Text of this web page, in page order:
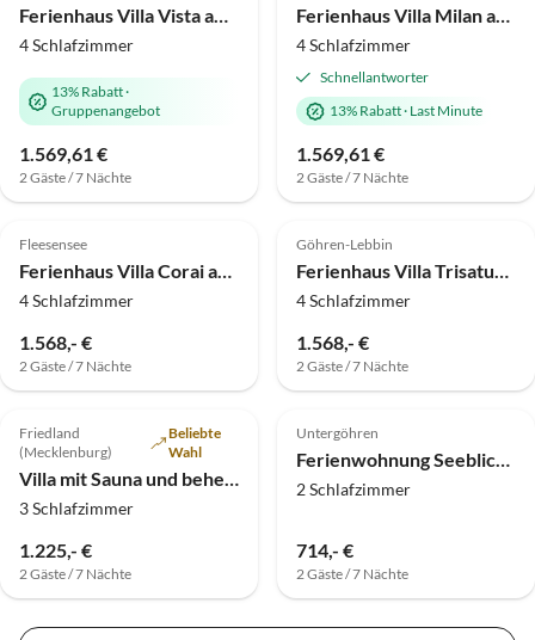
Ferienhaus Villa Vista am See
4 Schlafzimmer
13% Rabatt·
Gruppenangebot
1.569,61 €
2 Gäste / 7 Nächte
Ferienhaus Villa Milan am See
4 Schlafzimmer
Schnellantworter
13% Rabatt· Last Minute
1.569,61 €
2 Gäste / 7 Nächte
Top-Inserat
4.9 (3)
Fleesensee
Ferienhaus Villa Corai am See
4 Schlafzimmer
1.568,- €
2 Gäste / 7 Nächte
Top-Inserat
4.8 (3)
Göhren-Lebbin
Ferienhaus Villa Trisatus am See
4 Schlafzimmer
1.568,- €
2 Gäste / 7 Nächte
Top-Inserat
5.0 (2)
Friedland
(Mecklenburg)
Beliebte
Wahl
Villa mit Sauna und beheiztem Pool
3 Schlafzimmer
1.225,- €
2 Gäste / 7 Nächte
5.0 (1)
Untergöhren
Ferienwohnung Seeblick (011)
2 Schlafzimmer
714,- €
2 Gäste / 7 Nächte